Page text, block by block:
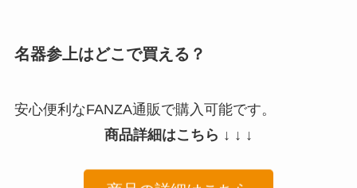
名器参上はどこで買える？
安心便利なFANZA通販で購入可能です。
商品詳細はこちら ↓ ↓ ↓